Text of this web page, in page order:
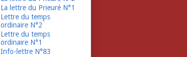
La lettre du Prieuré N°1
Lettre du temps
ordinaire N°2
Lettre du temps
ordinaire N°1
Info-lettre N°83